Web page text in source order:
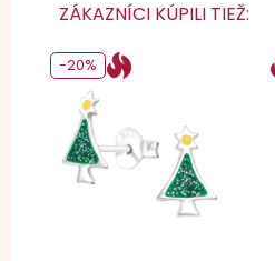
ZÁKAZNÍCI KÚPILI TIEŽ:
-20%